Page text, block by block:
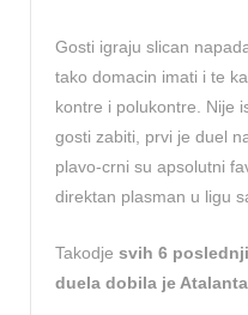
Gosti igraju slican
tako domacin imati i te
kontre i polukontre. Nije
gosti zabiti, prvi je duel
plavo-crni su apsolutni
direktan plasman u ligu
Takodje svih 6
duela dobila je